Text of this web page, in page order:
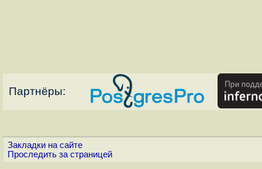
Партнёры:
Закладки на сайте
Проследить за страницей